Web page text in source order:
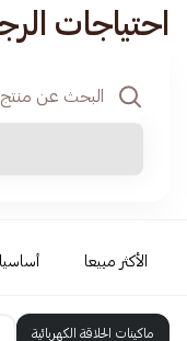
احتياجات
الأكثر مبيعا
ماكينات الحلاقة الكهربائية